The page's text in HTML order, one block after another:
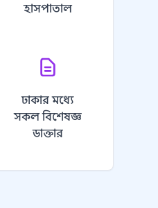
হাসপাতাল
ঢাকার মধ্যে
সকল বিশেষজ্ঞ
ডাক্তার